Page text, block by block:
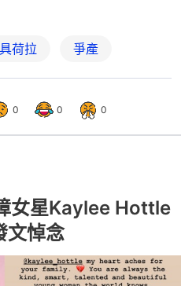
具荷拉 爭產
0 0 0
女星Kaylee Hottle
悼念